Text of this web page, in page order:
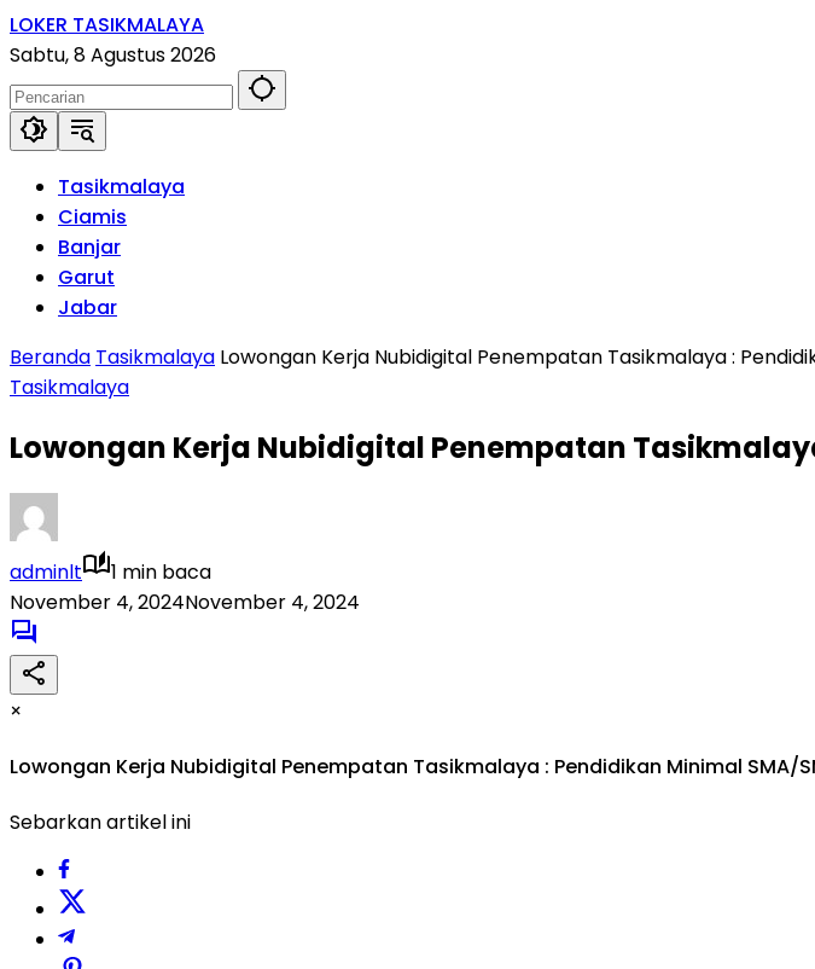
Langsung
ke
konten
LOKER TASIKMALAYA
Info
Lowongan
Kerja
Tasikmalaya
Sekitarna
Sabtu, 8 Agustus 2026
Tasikmalaya
Ciamis
Banjar
Garut
Jabar
Beranda Tasikmalaya Lowongan Kerja Nubidigital Penempatan Tasikmalaya :
Tasikmalaya
Lowongan Kerja Nubidigital Penempatan
adminlt
1 min baca
November 4, 2024November 4, 2024
×
Lowongan Kerja Nubidigital Penempatan Tasikmalaya : Pendidikan Minimal SMA/
Sebarkan artikel ini